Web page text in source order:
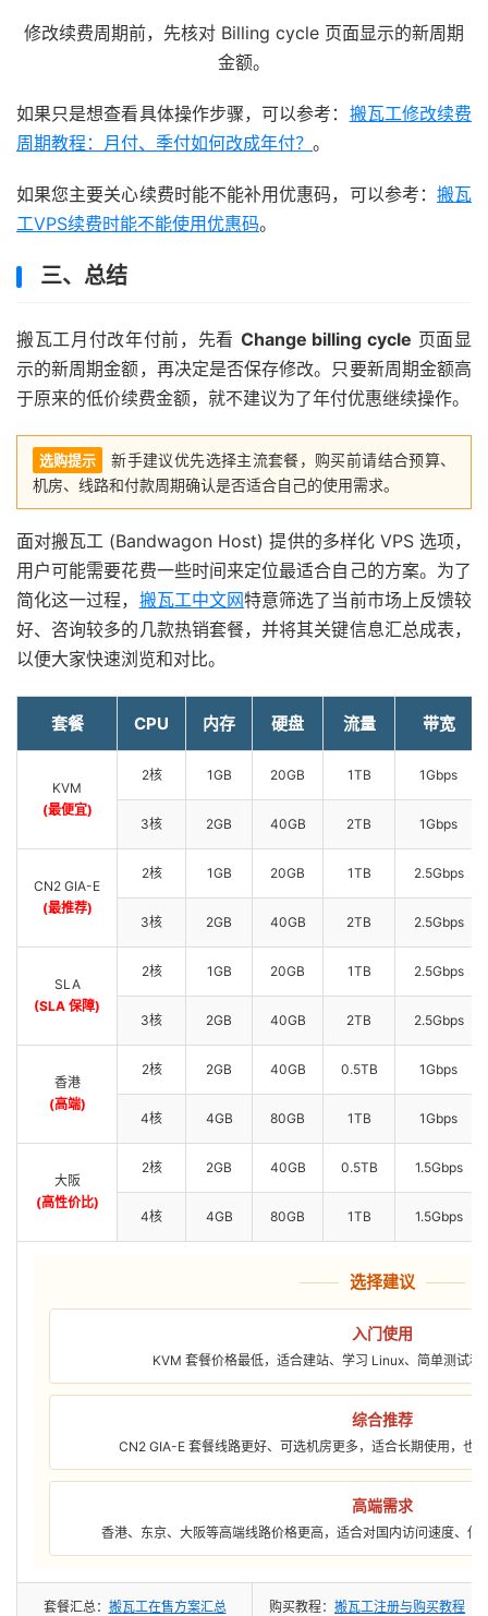
修改续费周期前，先核对 Billing cycle 页面显示的新周期
金额。
如果只是想查看具体操作步骤，可以参考： 搬瓦工修改续费
周期教程：月付、季付如何改成年付？ 。
如果您主要关心续费时能不能补用优惠码，可以参考： 搬瓦
工VPS续费时能不能使用优惠码。
三、总结
搬瓦工月付改年付前，先看 Change billing cycle 页面显
示的新周期金额，再决定是否保存修改。只要新周期金额高
于原来的低价续费金额，就不建议为了年付优惠继续操作。
选购提示
新手建议优先选择主流套餐，购买前请结合预算、
机房、线路和付款周期确认是否适合自己的使用需求。
面对搬瓦工 (Bandwagon Host) 提供的多样化 VPS 选项，
用户可能需要花费一些时间来定位最适合自己的方案。为了
简化这一过程， 搬瓦工中文网特意筛选了当前市场上反馈较
好、咨询较多的几款热销套餐，并将其关键信息汇总成表，
以便大家快速浏览和对比。
套餐 CPU 内存 硬盘 流量 带宽
KVM
(最便宜)
2核 1GB 20GB 1TB 1Gbps
3核 2GB 40GB 2TB 1Gbps
CN2 GIA-E
(最推荐)
2核 1GB 20GB 1TB 2.5Gbps
3核 2GB 40GB 2TB 2.5Gbps
SLA
(SLA 保障)
2核 1GB 20GB 1TB 2.5Gbps
3核 2GB 40GB 2TB 2.5Gbps
香港
(高端)
2核 2GB 40GB 0.5TB 1Gbps
4核 4GB 80GB 1TB 1Gbps
大阪
(高性价比)
2核 2GB 40GB 0.5TB 1.5Gbps
4核 4GB 80GB 1TB 1.5Gbps
选择建议
入门使用
KVM 套餐价格最低，适合建站、学习 Linux、简单测试和
综合推荐
CN2 GIA-E 套餐线路更好、可选机房更多，适合长期使用，也
高端需求
香港、东京、大阪等高端线路价格更高，适合对国内访问速度、低
套餐汇总： 搬瓦工在售方案汇总 购买教程： 搬瓦工注册与购买教程